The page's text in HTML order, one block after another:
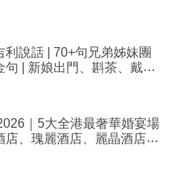
利說話 | 70+句兄弟姊妹團
句 | 新娘出門、斟茶、戴金
｜5大全港最奢華婚宴場
店、瑰麗酒店、麗晶酒店、
店 打造夢幻氣派婚禮